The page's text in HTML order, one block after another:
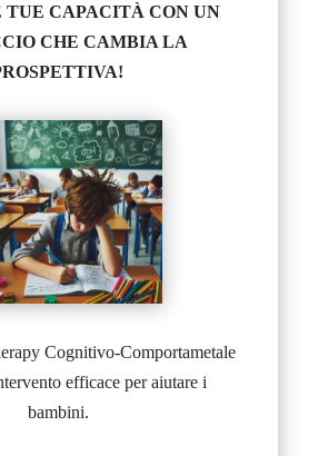
e migliora le
cliniche nella terapia
dati per essere Contattato.
TUE CAPACITÀ CON UN
CHE CAMBIA LA
Cognitivo-Comportametale
efficace per aiutare i
bambini.